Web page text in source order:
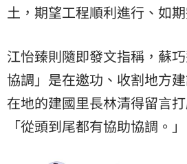
土，期望工程順利進行、如期
江怡臻則隨即發文指稱，蘇
協調」是在邀功、收割地方
在地的建國里長林清得留言
「從頭到尾都有協助協調。」